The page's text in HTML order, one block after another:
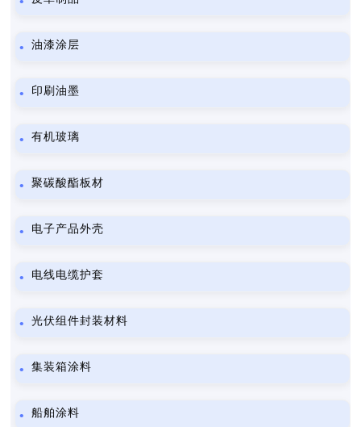
油漆涂层
印刷油墨
有机玻璃
聚碳酸酯板材
电子产品外壳
电线电缆护套
光伏组件封装材料
集装箱涂料
船舶涂料